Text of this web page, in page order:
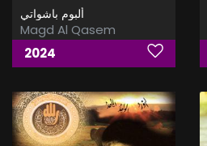
ألبوم باشواتي
Magd Al Qasem
2024